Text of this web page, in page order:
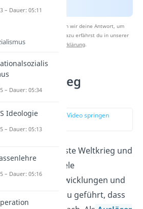
Beantwortung speichern wir deine Antwort, um
zu verbessern. Mehr dazu erfährst du in unserer
Datenschutzerklärung.
Weltkrieg
zur Stelle im Video springen
begann der Erste Weltkrieg und
allem warum? Viele
Entwicklungen und
haben dazu geführt, dass
– Dauer: 05:11
– Dauer: 05:34
Ideologie
– Dauer: 05:13
– Dauer: 05:16